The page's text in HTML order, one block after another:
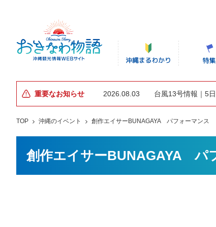
重要なお知らせ 2026.08.03 台風13号情報｜5
TOP 沖縄のイベント 創作エイサーBUNAGAYA パフォーマンス
創作エイサーBUNAGAYA パ